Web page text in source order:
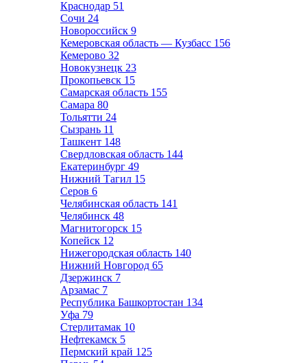
Краснодар 51
Сочи 24
Новороссийск 9
Кемеровская область — Кузбасс 156
Кемерово 32
Новокузнецк 23
Прокопьевск 15
Самарская область 155
Самара 80
Тольятти 24
Сызрань 11
Ташкент 148
Свердловская область 144
Екатеринбург 49
Нижний Тагил 15
Серов 6
Челябинская область 141
Челябинск 48
Магнитогорск 15
Копейск 12
Нижегородская область 140
Нижний Новгород 65
Дзержинск 7
Арзамас 7
Республика Башкортостан 134
Уфа 79
Стерлитамак 10
Нефтекамск 5
Пермский край 125